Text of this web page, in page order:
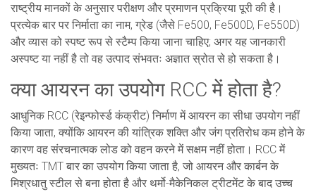
राष्ट्रीय मानकों के अनुसार परीक्षण और प्रमाणन प्रक्रिया पूरी की है।
प्रत्येक बार पर निर्माता का नाम, ग्रेड (जैसे Fe500, Fe500D, Fe550D)
और व्यास को स्पष्ट रूप से स्टैम्प किया जाना चाहिए; अगर यह जानकारी
अस्पष्ट या नहीं है तो वह उत्पाद संभवतः अज्ञात स्रोत से हो सकता है।
क्या आयरन का उपयोग RCC में होता है?
आधुनिक RCC (रेइन्फोर्स्ड कंक्रीट) निर्माण में आयरन का सीधा उपयोग नहीं
किया जाता, क्योंकि आयरन की यांत्रिक शक्ति और जंग प्रतिरोध कम होने के
कारण वह संरचनात्मक लोड को वहन करने में सक्षम नहीं होता। RCC में
मुख्यतः TMT बार का उपयोग किया जाता है, जो आयरन और कार्बन के
मिश्रधातु स्टील से बना होता है और थर्मो-मैकेनिकल ट्रीटमेंट के बाद उच्च